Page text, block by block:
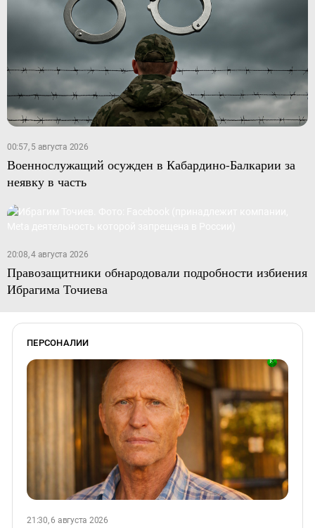
00:57, 5 августа 2026
Военнослужащий осужден в Кабардино-Балкарии за
неявку в часть
20:08, 4 августа 2026
Правозащитники обнародовали подробности избиения
Ибрагима Точиева
ПЕРСОНАЛИИ
21:30, 6 августа 2026